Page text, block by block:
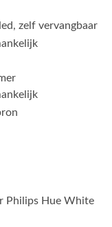
zelf vervangbaar
Philips Hue White